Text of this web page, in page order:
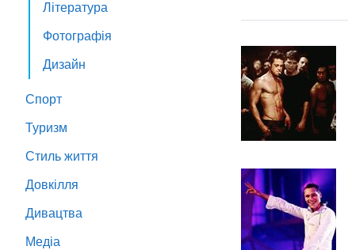
Література
Фотографія
Дизайн
Спорт
Туризм
Стиль життя
Довкілля
Дивацтва
Медіа